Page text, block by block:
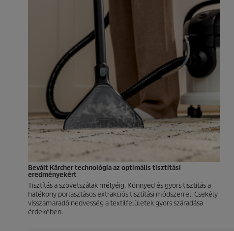
Bevált Kärcher technológia az optimális tisztítási
eredményekért
Tisztítás a szövetszálak mélyéig. Könnyed és gyors tisztítás a
hatékony porlasztásos extrakciós tisztítási módszerrel. Csekély
visszamaradó nedvesség a textilfelületek gyors száradása
érdekében.